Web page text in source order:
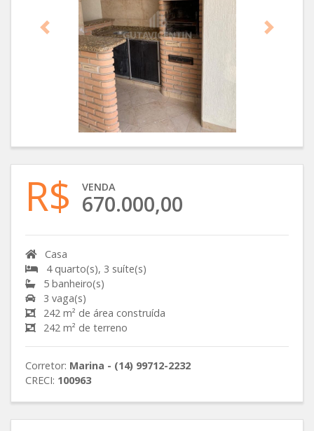
Anterior Próximo
R$ VENDA
670.000,00
Casa
4 quarto(s), 3 suíte(s)
5 banheiro(s)
3 vaga(s)
242 m² de área construída
242 m² de terreno
Corretor: Marina - (14) 99712-2232
CRECI: 100963